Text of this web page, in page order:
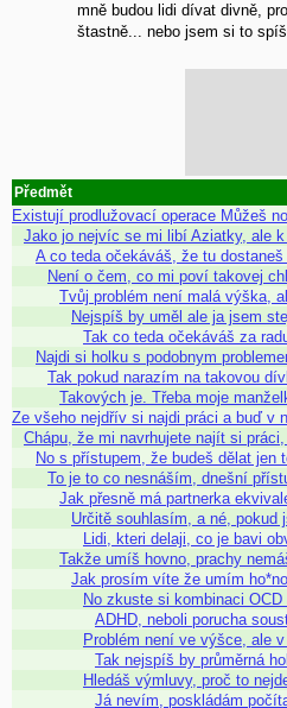
mně budou lidi dívat divně,
štastně... nebo jsem si to
Předmět
Existují prodlužovací operace Můžeš
Jako jo nejvíc se mi libí Aziatky, ale
A co teda očekáváš, že tu
Není o čem, co mi poví takovej
Tvůj problém není malá výška,
Nejspíš by uměl ale ja jsem
Tak co teda očekáváš za
Najdi si holku s podobnym
Tak pokud narazím na takovou
Takových je. Třeba moje
Ze všeho nejdřív si najdi práci a buď v
Chápu, že mi navrhujete najít si
No s přístupem, že budeš dělat
To je to co nesnáším, dnešní
Jak přesně má partnerka
Určitě souhlasím, a né,
Lidi, kteri delaji, co je bavi
Takže umíš hovno, prachy
Jak prosím víte že umím
No zkuste si kombinaci
ADHD, neboli porucha
Problém není ve výšce, ale
Tak nejspíš by průměrná
Hledáš výmluvy, proč to
Já nevím, poskládám